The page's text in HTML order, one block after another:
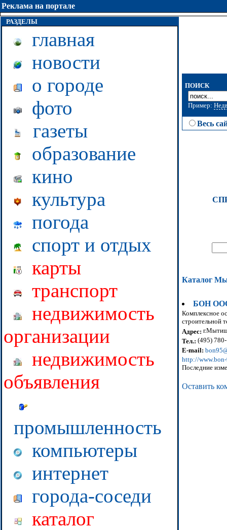
Реклама на портале
РАЗДЕЛЫ
главная
новости
о городе
фото
газеты
образование
кино
культура
погода
спорт и отдых
карты
транспорт
недвижимость
организации
недвижимость
объявления
промышленность
компьютеры
интернет
города-соседи
каталог
ПОИСК
Пример:
Весь
Каталог
БОН
Комплексное
строительной
Адрес:
Тел.: (495)
E-mail:
http://
Последние
Оставить